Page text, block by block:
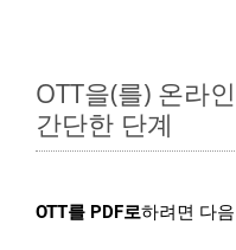
OTT을(를) 온라
간단한 단계
OTT를 PDF로하려면 다